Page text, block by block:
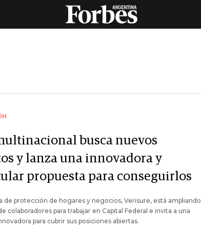
busca nuevos
y lanza una innovadora y
propuesta para conseguirlos
de protección de hogares y negocios, Verisure, está ampliando
colaboradores para trabajar en Capital Federal e invita a una
para cubrir sus posiciones abiertas.